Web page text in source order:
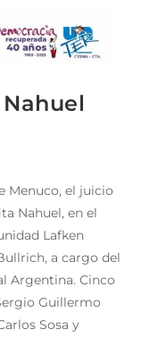
Menuco, el juicio
Nahuel, en el
Lafken
a cargo del
Argentina. Cinco
Guillermo
Sosa y